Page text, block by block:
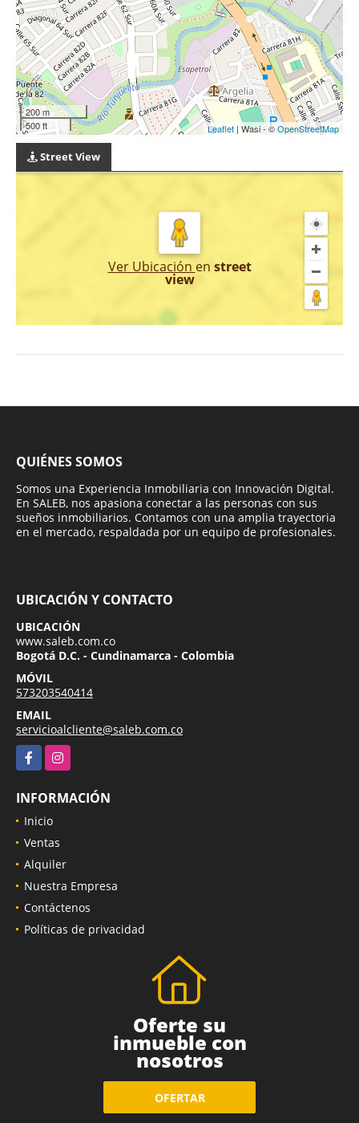
200 m
500 ft
Leaflet | Wasi - ©OpenStreetMap
Street View
Ver Ubicación en street
view
QUIÉNES SOMOS
Somos una Experiencia Inmobiliaria con Innovación Digital.
En SALEB, nos apasiona conectar a las personas con sus
sueños inmobiliarios. Contamos con una amplia trayectoria
en el mercado, respaldada por un equipo de profesionales.
UBICACIÓN Y CONTACTO
UBICACIÓN
www.saleb.com.co
Bogotá D.C. - Cundinamarca - Colombia
MÓVIL
573203540414
EMAIL
servicioalcliente@saleb.com.co
FacebookInstagram
INFORMACIÓN
Inicio
Ventas
Alquiler
Nuestra Empresa
Contáctenos
Políticas de privacidad
Oferte su
inmueble con
nosotros
OFERTAR